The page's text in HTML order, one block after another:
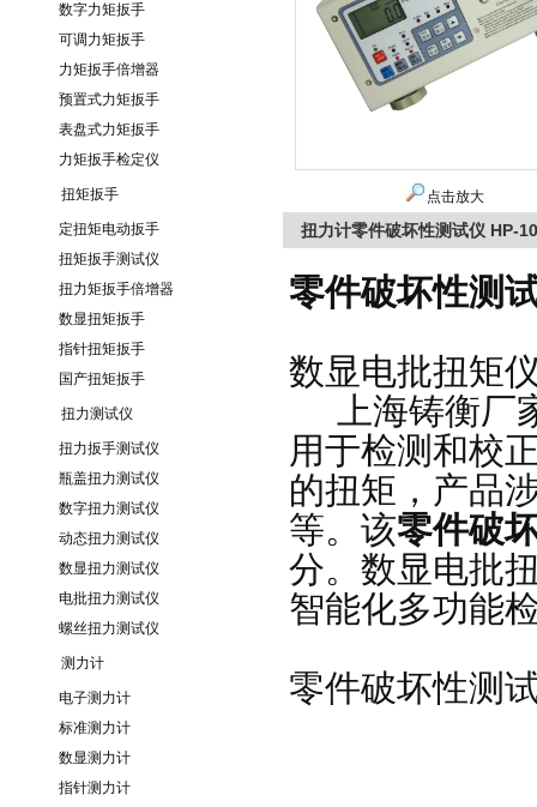
数字力矩扳手
可调力矩扳手
力矩扳手倍增器
预置式力矩扳手
表盘式力矩扳手
力矩扳手检定仪
扭矩扳手
定扭矩电动扳手
扭矩扳手测试仪
扭力矩扳手倍增器
数显扭矩扳手
指针扭矩扳手
国产扭矩扳手
扭力测试仪
扭力扳手测试仪
瓶盖扭力测试仪
数字扭力测试仪
动态扭力测试仪
数显扭力测试仪
电批扭力测试仪
螺丝扭力测试仪
测力计
电子测力计
标准测力计
数显测力计
指针测力计
点击放大
扭力计零件破坏性测试仪 HP-
零件破坏性测
数显电批扭矩
上海铸衡厂
用于检测和校
的扭矩，产品
等。该零件破
分。数显电批
智能化多功能
零件破坏性测